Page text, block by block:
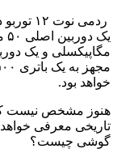
ردمی
خواهد بود.‌‌
هنوز مشخص نیست
تاریخی معرفی
گوشی چیست؟